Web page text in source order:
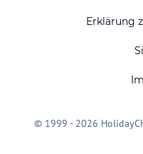
Erklärung
© 1999 - 2026